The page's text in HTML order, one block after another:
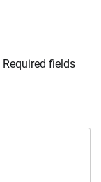
Required fields